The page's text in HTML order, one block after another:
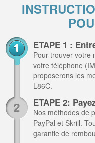
ETAPE 1 :
Pour trouver votre
votre téléphone
proposerons les
L86C.
ETAPE 2:
Nos méthodes de
PayPal et Skrill.
garantie de